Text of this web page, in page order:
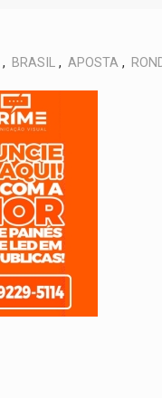
, BRASIL , APOSTA ,